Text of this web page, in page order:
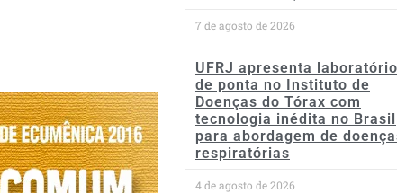
7 de agosto de 2026
UFRJ apresenta laboratório
de ponta no Instituto de
Doenças do Tórax com
tecnologia inédita no Brasil
para abordagem de
respiratórias
4 de agosto de 2026